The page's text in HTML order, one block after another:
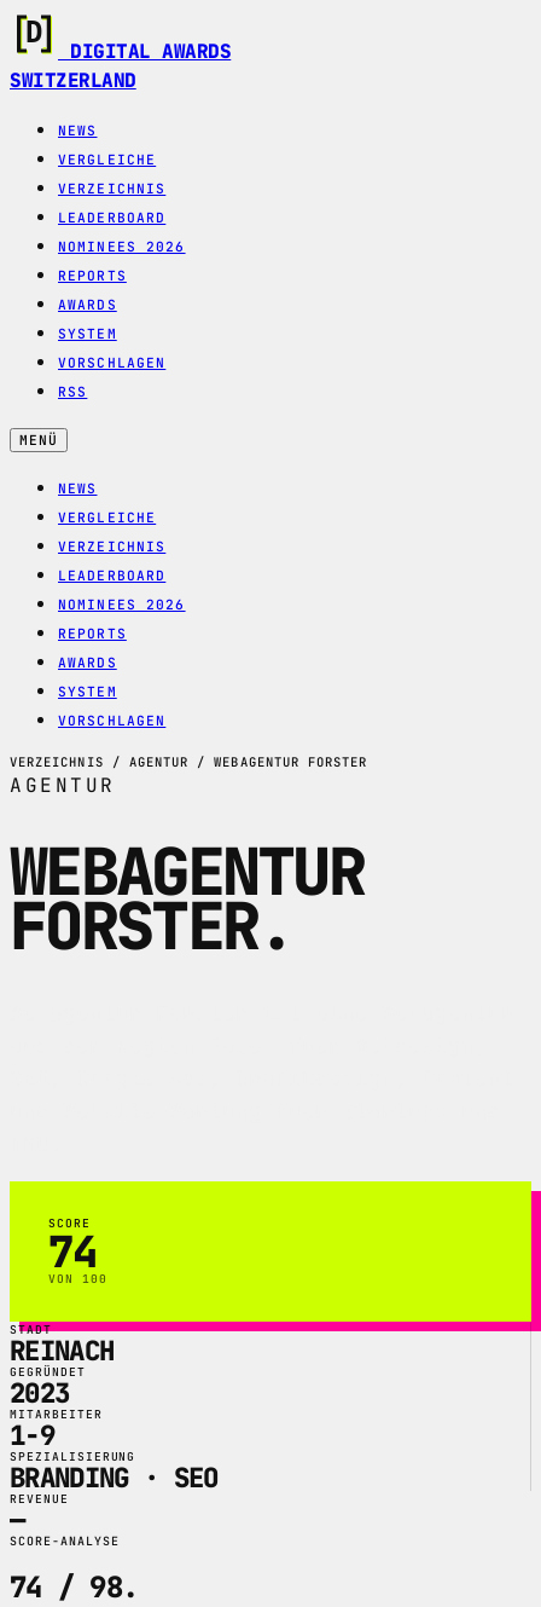
DIGITAL AWARDS
SWITZERLAND
NEWS
VERGLEICHE
VERZEICHNIS
LEADERBOARD
NOMINEES 2026
REPORTS
AWARDS
SYSTEM
VORSCHLAGEN
RSS
MENÜ
NEWS
VERGLEICHE
VERZEICHNIS
LEADERBOARD
NOMINEES 2026
REPORTS
AWARDS
SYSTEM
VORSCHLAGEN
VERZEICHNIS / AGENTUR / WEBAGENTUR FORSTER
AGENTUR
WEBAGENTUR
FORSTER.
SCORE
74
VON 100
STADT
REINACH
GEGRÜNDET
2023
MITARBEITER
1-9
SPEZIALISIERUNG
BRANDING · SEO
REVENUE
—
SCORE-ANALYSE
74 / 98.